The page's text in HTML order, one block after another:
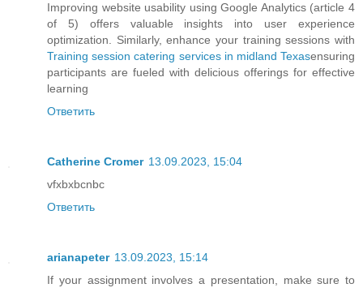
Improving website usability using Google Analytics (article 4
of 5) offers valuable insights into user experience
optimization. Similarly, enhance your training sessions with
Training session catering services in midland Texasensuring
participants are fueled with delicious offerings for effective
learning
Ответить
Catherine Cromer 13.09.2023, 15:04
vfxbxbcnbc
Ответить
arianapeter 13.09.2023, 15:14
If your assignment involves a presentation, make sure to